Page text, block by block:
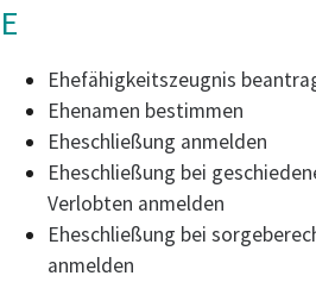
E
Ehefähigkeitszeugnis
Ehenamen bestimmen
Eheschließung anmelden
Eheschließung bei
Verlobten anmelden
Eheschließung bei
anmelden